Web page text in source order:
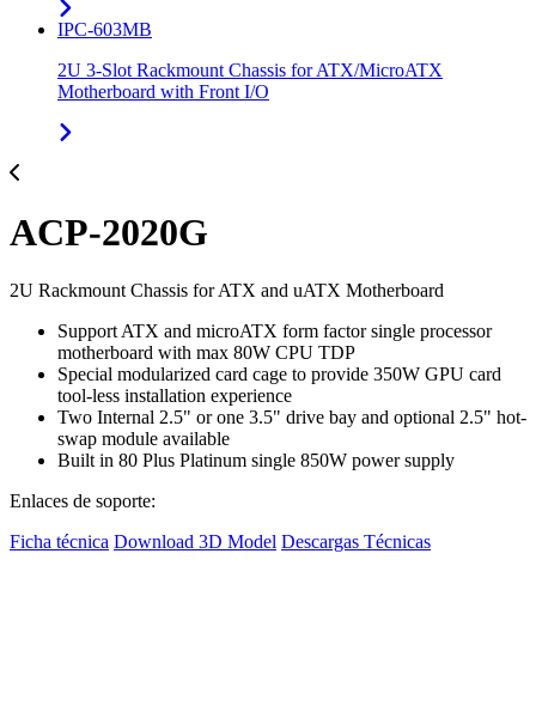
IPC-603MB
2U 3-Slot Rackmount Chassis for ATX/MicroATX
Motherboard with Front I/O
ACP-2020G
2U Rackmount Chassis for ATX and uATX Motherboard
Support ATX and microATX form factor single processor
motherboard with max 80W CPU TDP
Special modularized card cage to provide 350W GPU card
tool-less installation experience
Two Internal 2.5" or one 3.5" drive bay and optional 2.5" hot-
swap module available
Built in 80 Plus Platinum single 850W power supply
Enlaces de soporte:
Ficha técnica Download 3D Model Descargas Técnicas